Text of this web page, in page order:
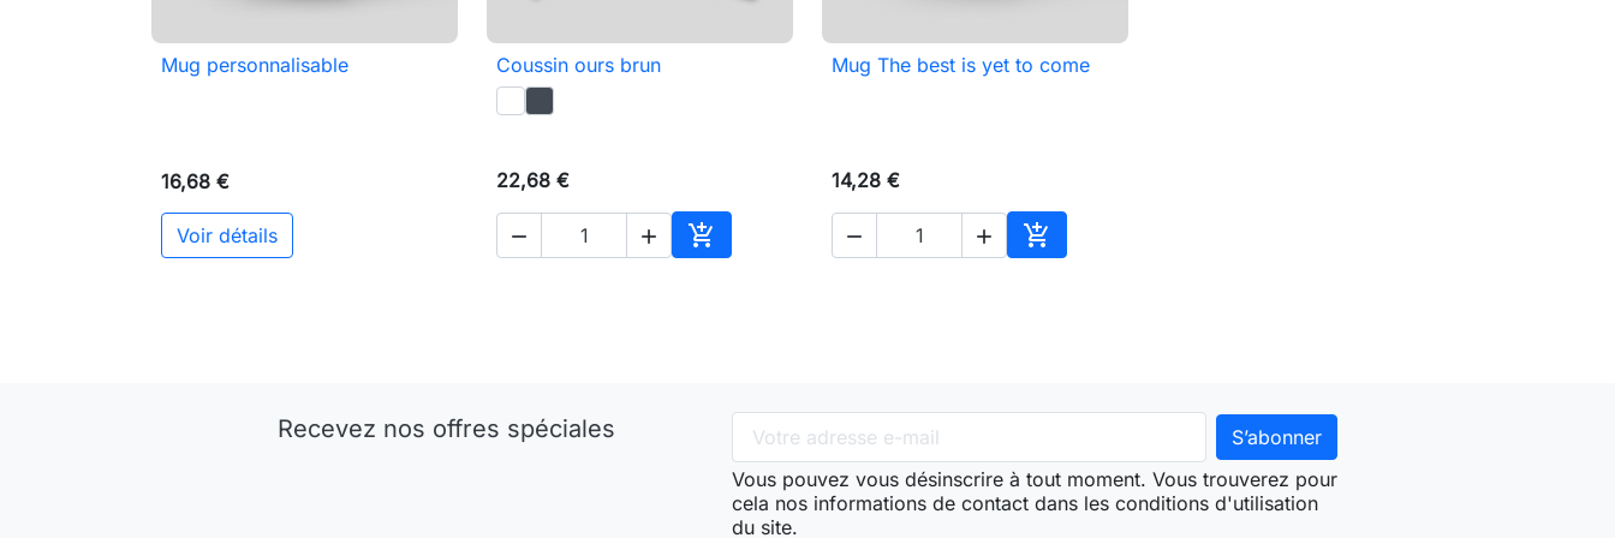
 Aperçu rapide
Mug personnalisable
16,68 €
Voir détails
 Aperçu rapide
Coussin ours brun
22,68 €
  
Ajouter au panier
 Aperçu rapide
Mug The best is yet to come
14,28 €
  
Ajouter au panier
Recevez nos offres spéciales
Vous pouvez vous désinscrire à tout moment. Vous trouverez pour
cela nos informations de contact dans les conditions d'utilisation
du site.